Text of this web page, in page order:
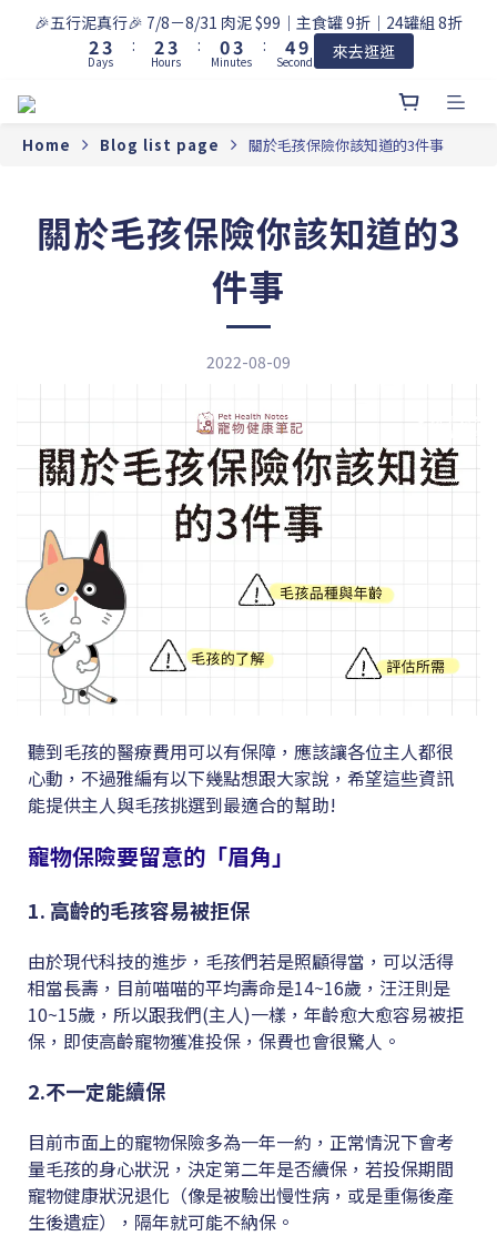
🎉五行泥真行🎉 7/8－8/31 肉泥 $99｜主食罐 9折｜24罐組 8折
3
2
1
4
3
2
Days
:
3
2
1
4
3
2
Hours
:
1
0
4
3
2
Minutes
:
5
4
3
0
9
8
7
4
1
0
Seconds 來去逛逛
Home Blog list page 關於毛孩保險你該知道的3件事
關於毛孩保險你該知道的3
件事
2022-08-09
聽到毛孩的醫療費用可以有保障，應該讓各位主人都很
心動，不過雅編有以下幾點想跟大家說，希望這些資訊
能提供主人與毛孩挑選到最適合的幫助!
寵物保險要留意的「眉角」
1. 高齡的毛孩容易被拒保
由於現代科技的進步，毛孩們若是照顧得當，可以活得
相當長壽，目前喵喵的平均壽命是14~16歲，汪汪則是
10~15歲，所以跟我們(主人)一樣，年齡愈大愈容易被拒
保，即使高齡寵物獲准投保，保費也會很驚人。
2.不一定能續保
目前市面上的寵物保險多為一年一約，正常情況下會考
量毛孩的身心狀況，決定第二年是否續保，若投保期間
寵物健康狀況退化（像是被驗出慢性病，或是重傷後產
生後遺症），隔年就可能不納保。